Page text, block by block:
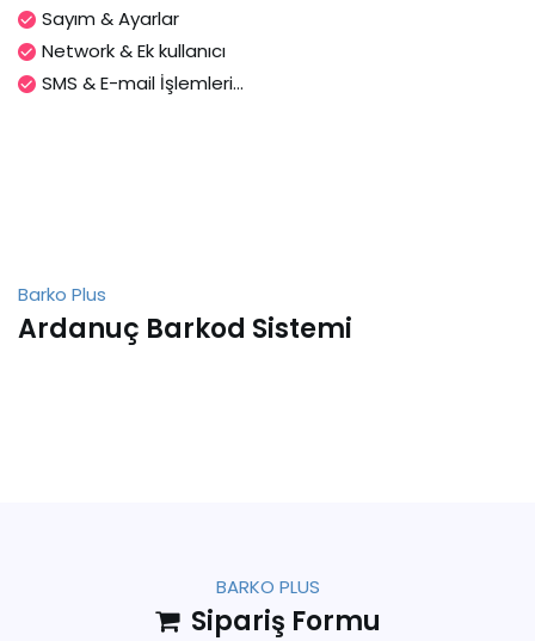
Sayım & Ayarlar
Network & Ek kullanıcı
SMS & E-mail İşlemleri...
Barko Plus
Ardanuç Barkod Sistemi
BARKO PLUS
Sipariş Formu